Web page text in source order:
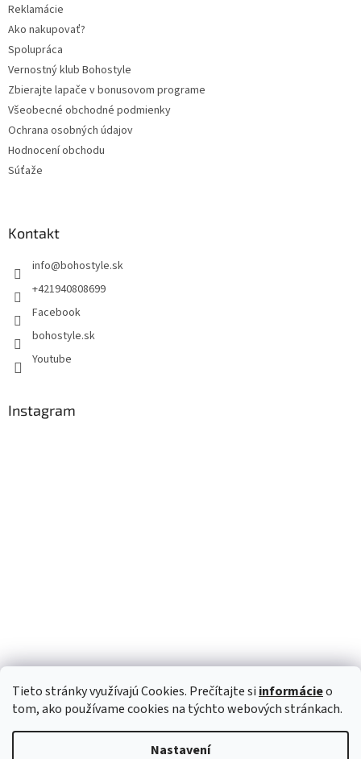
Tieto stránky využívajú Cookies. Prečítajte si informácieo
tom, ako používame cookies na týchto webových stránkach.
Nastavení
Reklamácie
Ako nakupovať?
Spolupráca
Vernostný klub Bohostyle
Zbierajte lapače v bonusovom programe
Všeobecné obchodné podmienky
Ochrana osobných údajov
Hodnocení obchodu
Súťaže
Kontakt
info@bohostyle.sk
+421940808699
Facebook
bohostyle.sk
Youtube
Instagram
Sledovat na Instagramu
Vytvořil Shoptet